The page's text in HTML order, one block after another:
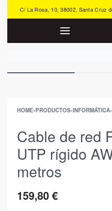
C/ La Rosa, 10, 38002, Santa Cruz
HOME›PRODUCTOS›INFORMÁTICA›
Cable de red
UTP rígido
metros
159,80€